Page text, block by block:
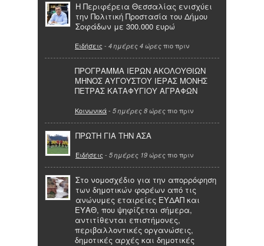
Η Περιφέρεια Θεσσαλίας ενισχύει
την Πολιτική Προστασία του Δήμου
Σοφάδων με 300.000 ευρώ
Ειδήσεις - 4 ημέρες 4 ώρες πιο πριν
ΠΡΟΓΡΑΜΜΑ ΙΕΡΩΝ ΑΚΟΛΟΥΘΙΩΝ
ΜΗΝΟΣ ΑΥΓΟΥΣΤΟΥ ΙΕΡΑΣ ΜΟΝΗΣ
ΠΕΤΡΑΣ ΚΑΤΑΦΥΓΙΟΥ ΑΓΡΑΦΩΝ
Κοινωνικά- 5 ημέρες 8 ώρες πιο πριν
ΠΡΩΤΗ ΓΙΑ ΤΗΝ ΑΣΑ
Ειδήσεις - 5 ημέρες 19 ώρες πιο πριν
Στο νομοσχέδιο για την απορρόφηση
των δημοτικών φορέων από τις
ανώνυμες εταιρείες ΕΥΔΑΠ και
ΕΥΑΘ, που ψηφίζεται σήμερα,
αντιτίθενται επιστήμονες,
περιβαλλοντικές οργανώσεις,
δημοτικές αρχές και δημοτικές